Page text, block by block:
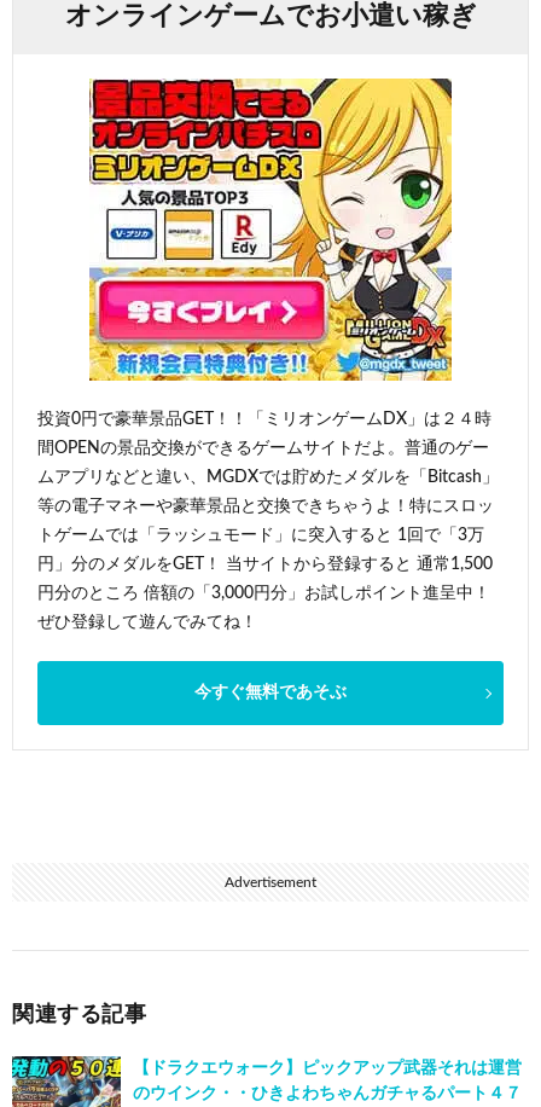
オンラインゲームでお小遣い稼ぎ
投資0円で豪華景品GET！！「ミリオンゲームDX」は２４時
間OPENの景品交換ができるゲームサイトだよ。普通のゲー
ムアプリなどと違い、MGDXでは貯めたメダルを「Bitcash」
等の電子マネーや豪華景品と交換できちゃうよ！特にスロッ
トゲームでは「ラッシュモード」に突入すると 1回で「3万
円」分のメダルをGET！ 当サイトから登録すると 通常1,500
円分のところ 倍額の「3,000円分」お試しポイント進呈中！
ぜひ登録して遊んでみてね！
今すぐ無料であそぶ
Advertisement
関連する記事
【ドラクエウォーク】ピックアップ武器それは運営
のウインク・・ひきよわちゃんガチャるパート４７